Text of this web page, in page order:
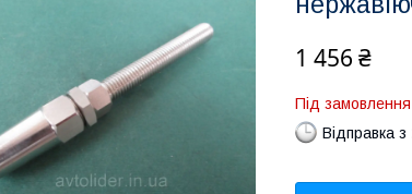
1 456 ₴
Під замовлення
Відправка